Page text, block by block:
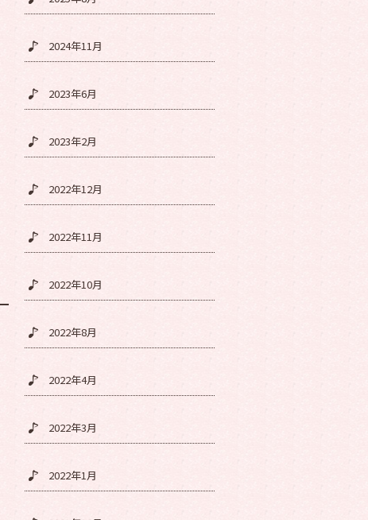
2024年11月
2023年6月
2023年2月
2022年12月
2022年11月
2022年10月
2022年8月
2022年4月
2022年3月
2022年1月